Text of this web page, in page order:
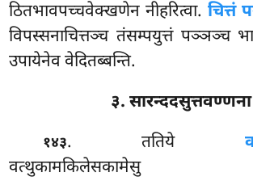
ठितभावपच्चवेक्खणेन नीहरित्वा. चित्तं
विपस्सनाचित्तञ्च तंसम्पयुत्तं पञ्ञञ्च
उपायेनेव वेदितब्बन्ति.
३. सारन्ददसुत्तवण्णना
१४३. ततिये
वत्थुकामकिलेसकामेसु